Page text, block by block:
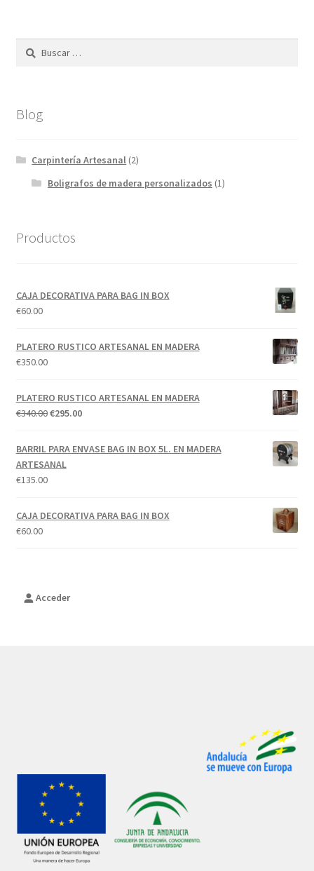
Buscar:
Blog
Carpintería Artesanal (2)
Boligrafos de madera personalizados (1)
Productos
CAJA DECORATIVA PARA BAG IN BOX
€60.00
PLATERO RUSTICO ARTESANAL EN MADERA
€350.00
PLATERO RUSTICO ARTESANAL EN MADERA
€340.00El
original
era:
€295.00El
actual
BARRIL PARA ENVASE BAG IN BOX 5L. EN MADERA
ARTESANAL
€135.00
CAJA DECORATIVA PARA BAG IN BOX
€60.00
Acceder